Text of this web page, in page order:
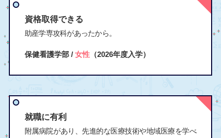
資格取得できる
助産学専攻科があったから。
保健看護学部 / 女性（2026年度入学）
就職に有利
附属病院があり、先進的な医療技術や地域医療を学べ